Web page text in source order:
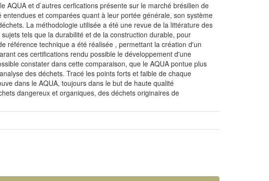
AQUA et d ́autres cerfications présente sur le marché brésilien de
et comparées quant à leur portée générale, son système
La méthodologie utilisée a été une revue de la littérature des
tels que la durabilité et de la construction durable, pour
référence technique a été réalisée , permettant la création d'un
ces certifications rendu possible le développement d'une
constater dans cette comparaison, que le AQUA pontue plus
des déchets. Tracé les points forts et faible de chaque
dans le AQUA, toujours dans le but de haute qualité
dangereux et organiques, des déchets originaires de